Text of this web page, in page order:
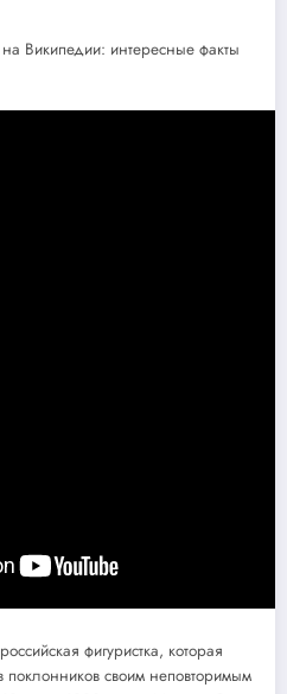
фигуристка, которая
своим неповторимым